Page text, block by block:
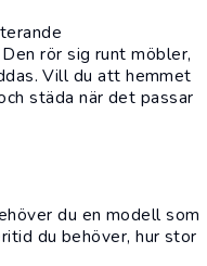
rör sig runt möbler,
Vill du att hemmet
städa när det passar
du en modell som
du behöver, hur stor